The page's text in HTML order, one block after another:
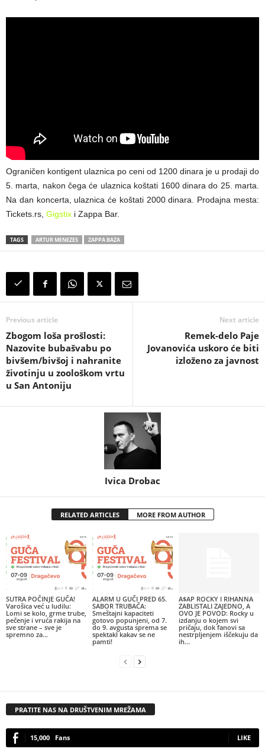
Ograničen kontigent ulaznica po ceni od 1200 dinara je u prodaji do
5. marta, nakon čega će ulaznica koštati 1600 dinara do 25. marta.
Na dan koncerta, ulaznica će koštati 2000 dinara. Prodajna mesta:
Tickets.rs, Gigstix i Zappa Bar.
TAGS ARTUR MENEZES ZAPPA BAZA
Previous article
Zbogom loša prošlosti:
Nazovite bubašvabu po
bivšem/bivšoj i nahranite
životinju u zoološkom vrtu
u San Antoniju
Next article
Remek-delo Paje
Jovanovića uskoro će biti
izloženo za javnost
Ivica Drobac
RELATED ARTICLES MORE FROM AUTHOR
SUTRA POČINJE GUČA!
Varošica već u ludilu:
Lomi se kolo, grme trube,
pečenje i vruća rakija na
sve strane – sve je
spremno za...
ALARM U GUČI PRED 65.
SABOR TRUBAČA:
Smeštajni kapaciteti
gotovo popunjeni, od 7.
do 9. avgusta sprema se
spektakl kakav se ne
pamti!
A$AP ROCKY I RIHANNA
ZABLISTALI ZAJEDNO, A
OVO JE POVOD: Rocky u
izdanju o kojem svi
pričaju, dok fanovi sa
nestrpljenjem iščekuju da
ih...
PRATITE NAS NA DRUŠTVENIM MREŽAMA
15,000 Fans LIKE